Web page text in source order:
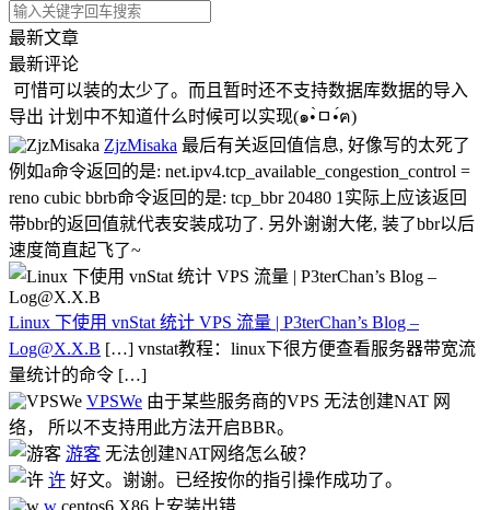
最新文章
最新评论
可惜可以装的太少了。而且暂时还不支持数据库数据的导入
导出 计划中不知道什么时候可以实现(๑•̀ㅁ•́ฅ)
ZjzMisaka 最后有关返回值信息, 好像写的太死了
例如a命令返回的是: net.ipv4.tcp_available_congestion_control =
reno cubic bbrb命令返回的是: tcp_bbr 20480 1实际上应该返回
带bbr的返回值就代表安装成功了. 另外谢谢大佬, 装了bbr以后
速度简直起飞了~
Linux 下使用 vnStat 统计 VPS 流量 | P3terChan’s Blog –
Log@X.X.B […] vnstat教程：linux下很方便查看服务器带宽流
量统计的命令 […]
VPSWe 由于某些服务商的VPS 无法创建NAT 网
络， 所以不支持用此方法开启BBR。
游客 无法创建NAT网络怎么破？
许 好文。谢谢。已经按你的指引操作成功了。
w centos6 X86上安装出错